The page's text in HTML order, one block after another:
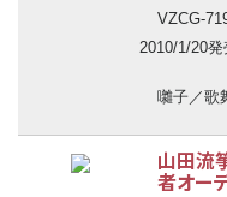
VZCG-
2010/1/20発
囃子／歌
山田流
者オー